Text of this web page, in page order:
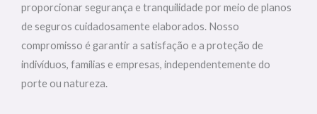
proporcionar segurança e tranquilidade por meio de planos
de seguros cuidadosamente elaborados. Nosso
compromisso é garantir a satisfação e a proteção de
indivíduos, famílias e empresas, independentemente do
porte ou natureza.